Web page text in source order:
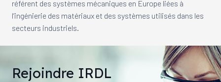
référent des systèmes mécaniques en Europe liées à
l’ingénierie des matériaux et des systèmes utilisés dans les
secteurs industriels.
Rejoindre IRDL